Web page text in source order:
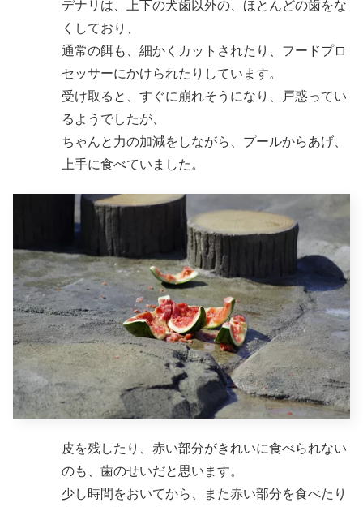
デナリは、上下の犬歯以外の、ほとんどの歯をな
くしており、
通常の餌も、細かくカットされたり、フードプロ
セッサーにかけられたりしています。
受け取ると、すぐに崩れそうになり、戸惑ってい
るようでしたが、
ちゃんと力の加減をしながら、プールからあげ、
上手に食べていました。
皮を残したり、赤い部分がきれいに食べられない
のも、歯のせいだと思います。
少し時間をおいてから、また赤い部分を食べたり